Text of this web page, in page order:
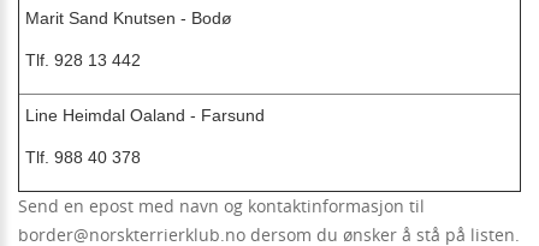
Marit Sand Knutsen - Bodø
Tlf. 928 13 442
Line Heimdal Oaland - Farsund
Tlf. 988 40 378
Send en epost med navn og kontaktinformasjon til
border@norskterrierklub.no dersom du ønsker å stå på listen.